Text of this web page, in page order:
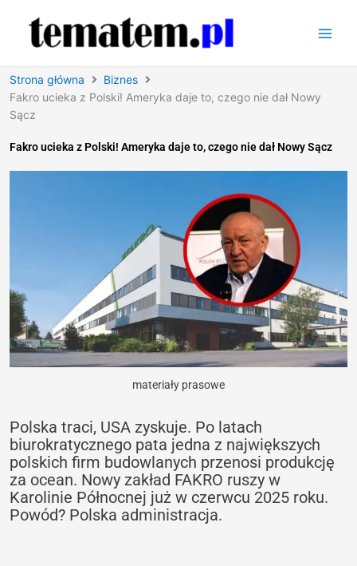
Strona główna
Biznes
Fakro ucieka z Polski! Ameryka daje to, czego nie dał Nowy
Sącz
Fakro ucieka z Polski! Ameryka daje to, czego nie dał Nowy Sącz
materiały prasowe
Polska traci, USA zyskuje. Po latach
biurokratycznego pata jedna z największych
polskich firm budowlanych przenosi produkcję
za ocean. Nowy zakład FAKRO ruszy w
Karolinie Północnej już w czerwcu 2025 roku.
Powód? Polska administracja.